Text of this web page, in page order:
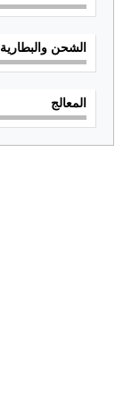
الشحن والبطارية
المعالج